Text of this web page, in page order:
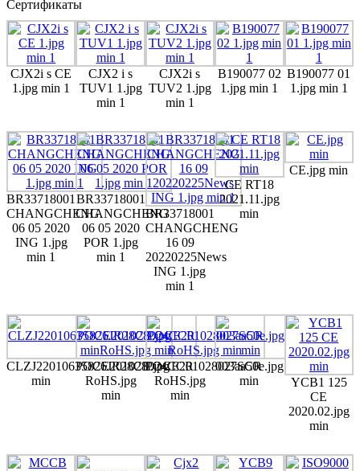
Сертификаты
CJX2i s CE
1.jpg min 1
CJX2 i s
TUV1 1.jpg
min 1
CJX2i s
TUV2 1.jpg
min 1
B190077 02
1.jpg min 1
B190077 01
1.jpg min 1
BR33718001
CHANGCHENG
06 05 2020
ING 1.jpg
min 1
BR33718001
CHANGCHENG
06 05 2020
POR 1.jpg
min 1
BR33718001
CHANGCHENG
16 09
20220225News
ING 1.jpg
min 1
CE RT18
2021.11.jpg
min
CE.jpg min
CLZJ22010635826JR28CE.jpg
min
POCE201028024CCR
RoHS.jpg
min
POCE201028027SCR
RoHS.jpg
min
003aa50e.jpg
min
YCB1 125
CE
2020.02.jpg
min